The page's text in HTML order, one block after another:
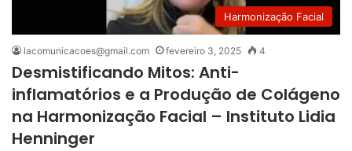
Harmonização Facial
lacomunicacoes@gmail.com fevereiro 3, 2025 4
Desmistificando Mitos: Anti-
inflamatórios e a Produção de Colágeno
na Harmonização Facial – Instituto Lidia
Henninger